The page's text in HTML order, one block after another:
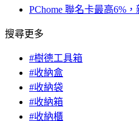
PChome 聯名卡最高6%
搜尋更多
#樹德工具箱
#收納盒
#收納袋
#收納箱
#收納櫃